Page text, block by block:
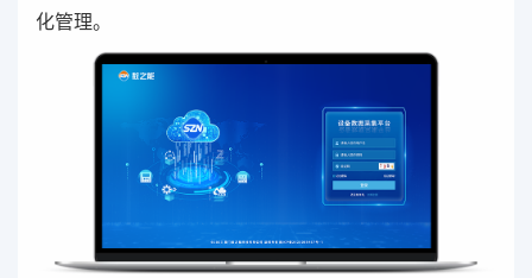
化管理。